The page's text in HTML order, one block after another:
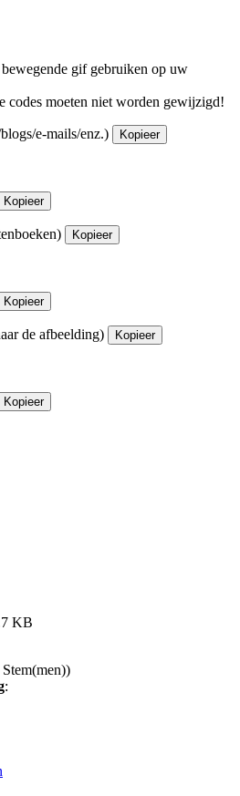
gif gebruiken op uw
codes moeten niet worden gewijzigd!
e-mails/enz.) Kopieer
Kopieer
Kopieer
Kopieer
de afbeelding) Kopieer
Kopieer
KB
: